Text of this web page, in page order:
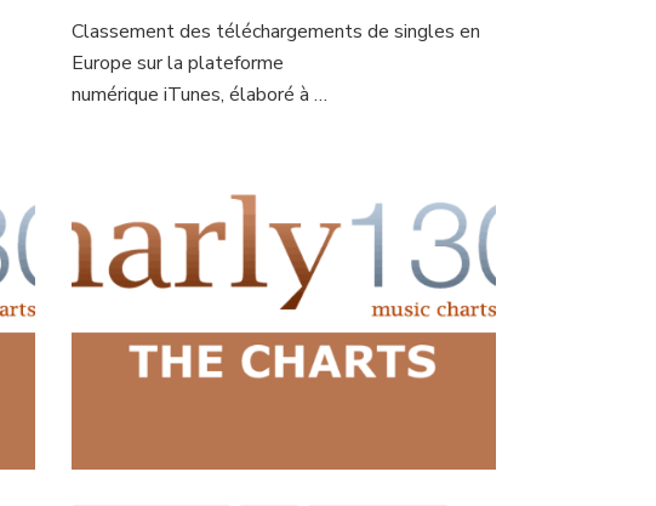
Classement des téléchargements de singles en
Europe sur la plateforme
numérique iTunes, élaboré à …